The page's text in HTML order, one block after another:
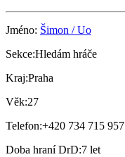
Jméno: Šimon / Uo
Sekce:Hledám hráče
Kraj:Praha
Věk:27
Telefon:+420 734 715 957
Doba hraní DrD:7 let